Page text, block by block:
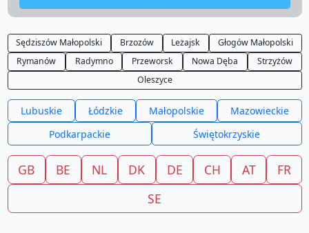
Sędziszów Małopolski Brzozów Leżajsk
Głogów Małopolski
Rymanów
Radymno Przeworsk Nowa Dęba
Strzyżów
Oleszyce
Lubuskie Łódzkie Małopolskie
Mazowieckie
Podkarpackie
Świętokrzyskie
GB BE NL DK DE CH AT
FR
SE